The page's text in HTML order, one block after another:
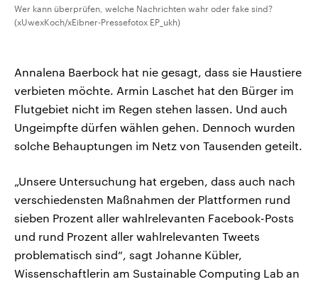
Wer kann überprüfen, welche Nachrichten wahr oder fake sind?
(xUwexKoch/xEibner-Pressefotox EP_ukh)
Annalena Baerbock hat nie gesagt, dass sie Haustiere
verbieten möchte. Armin Laschet hat den Bürger im
Flutgebiet nicht im Regen stehen lassen. Und auch
Ungeimpfte dürfen wählen gehen. Dennoch wurden
solche Behauptungen im Netz von Tausenden geteilt.
„Unsere Untersuchung hat ergeben, dass auch nach
verschiedensten Maßnahmen der Plattformen rund
sieben Prozent aller wahlrelevanten Facebook-Posts
und rund Prozent aller wahlrelevanten Tweets
problematisch sind“, sagt Johanne Kübler,
Wissenschaftlerin am Sustainable Computing Lab an